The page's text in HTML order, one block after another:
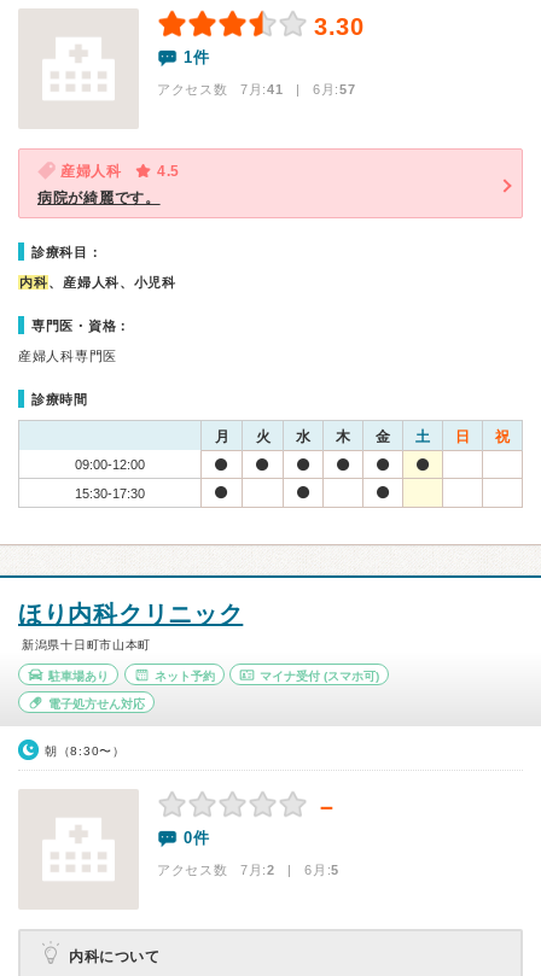
3.30
1件
アクセス数 7月:41 | 6月:57
産婦人科
4.5
病院が綺麗です。
診療科目：
内科、産婦人科、小児科
専門医・資格：
産婦人科専門医
診療時間
月 火 水 木 金 土 日 祝
09:00-12:00
15:30-17:30
ほり内科クリニック
新潟県十日町市山本町
駐車場あり ネット予約 マイナ受付 (スマホ可)
電子処方せん対応
朝（8:30〜）
－
0件
アクセス数 7月:2 | 6月:5
内科について